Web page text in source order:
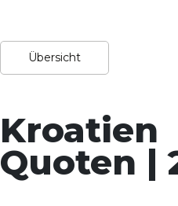
Übersicht
Quoten |